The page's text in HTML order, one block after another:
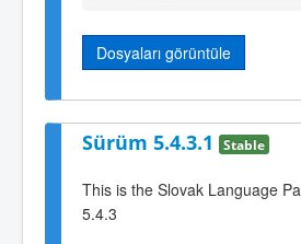
Dosyaları görüntüle
Sürüm 5.4.3.1 Stable
This is the Slovak Language
5.4.3